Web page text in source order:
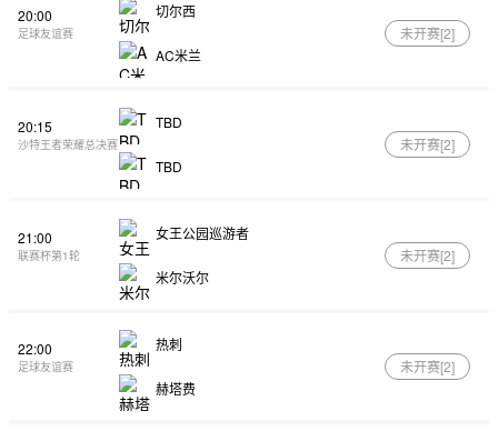
20:00
足球友谊赛
切尔西
AC米兰
未开赛[2]
20:15
沙特王者荣耀总决赛
TBD
TBD
未开赛[2]
21:00
联赛杯第1轮
女王公园巡游者
米尔沃尔
未开赛[2]
22:00
足球友谊赛
热刺
赫塔费
未开赛[2]